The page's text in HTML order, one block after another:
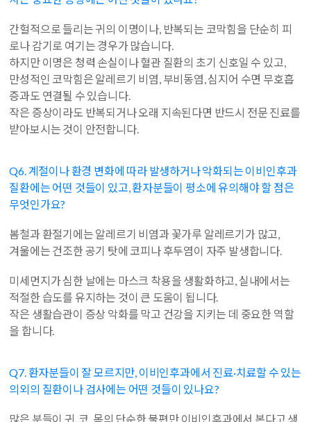
간헐적으로 들리는 귀의 이명이나, 반복되는 코막힘을 단순히 피
로나 감기로 여기는 경우가 많습니다.
하지만 이명은 청력 손실이나 혈관 질환의 초기 신호일 수 있고,
만성적인 코막힘은 알레르기 비염, 부비동염, 심지어 수면 무호흡
증과도 연결될 수 있습니다.
작은 증상이라도 반복되거나 오래 지속된다면 반드시 전문 진료를
받아보시는 것이 안전합니다.
Q6. 계절이나 환경 변화에 따라 발생하거나 악화되는 이비인후과
질환에는 어떤 것들이 있고, 환자분들이 평소에 유의해야 할 점은
무엇인가요?
봄철과 환절기에는 알레르기 비염과 꽃가루 알레르기가 많고,
겨울에는 건조한 공기 탓에 코피나 후두염이 자주 발생합니다.
미세먼지가 심한 날에는 마스크 착용을 생활화하고, 실내에서는
적절한 습도를 유지하는 것이 큰 도움이 됩니다.
작은 생활습관이 증상 악화를 막고 건강을 지키는 데 중요한 역할
을 합니다.
Q7. 환자분들이 잘 모르지만, 이비인후과에서 진료·치료할 수 있는
의외의 질환이나 검사에는 어떤 것들이 있나요?
많은 분들이 귀, 코, 목의 단순한 불편만 이비인후과에서 본다고 생